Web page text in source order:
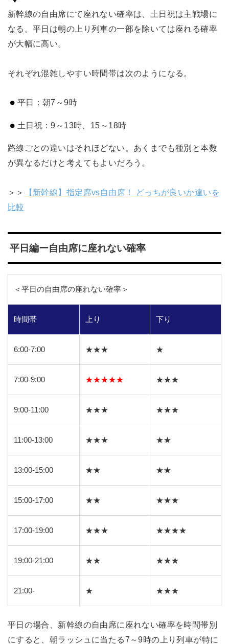
新幹線の自由席にて座れない確率は、土日祝は主戦場に
なる。平日は朝の上り列車の一部を除いては座れる確率
が大幅に高い。
それぞれ混雑しやすい時間帯は次のようになる。
平日：朝7～9時
土日祝：9～13時、15～18時
路線ごとの違いはそれほどない。あくまでも種別と本数
が異なるだけと考えてもよいだろう。
＞＞
【新幹線】指定席vs自由席！ どっちが良いか違いを
比較
平日編ー自由席に座れない確率
＜平日の自由席の座れない確率＞
時間帯 上り 下り
6:00-7:00 ★★★ ★
7:00-9:00 ★★★★★ ★★★
9:00-11:00 ★★★ ★★★
11:00-13:00 ★★★ ★★
13:00-15:00 ★★ ★★
15:00-17:00 ★★ ★★★
17:00-19:00 ★★★ ★★★★
19:00-21:00 ★★ ★★★
21:00- ★ ★★★
平日の場合、新幹線の自由席に座れない確率を時間帯別
にすると、朝ラッシュに当たる7～9時の上り列車が特に